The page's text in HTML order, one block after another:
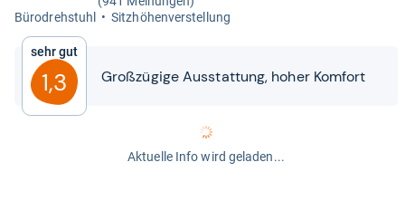
Büro­dreh­stuhl
Sitz­hö­hen­ver­stel­lung
Sehr gut
1,3 Groß­zü­gige Aus­stat­tung, hoher Kom­fort
Aktuelle Info wird geladen...